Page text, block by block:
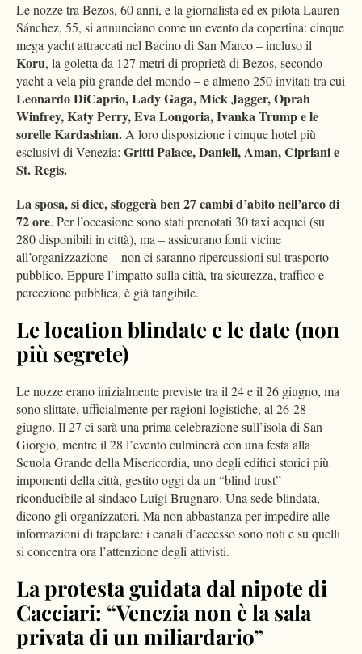
Le nozze tra Bezos, 60 anni, e la giornalista ed ex pilota Lauren
Sánchez, 55, si annunciano come un evento da copertina: cinque
mega yacht attraccati nel Bacino di San Marco – incluso il
Koru, la goletta da 127 metri di proprietà di Bezos, secondo
yacht a vela più grande del mondo – e almeno 250 invitati tra cui
Leonardo DiCaprio, Lady Gaga, Mick Jagger, Oprah
Winfrey, Katy Perry, Eva Longoria, Ivanka Trump e le
sorelle Kardashian.A loro disposizione i cinque hotel più
esclusivi di Venezia: Gritti Palace, Danieli, Aman, Cipriani e
St. Regis.
La sposa, si dice, sfoggerà ben 27 cambi d’abito nell’arco di
72 ore. Per l’occasione sono stati prenotati 30 taxi acquei (su
280 disponibili in città), ma – assicurano fonti vicine
all’organizzazione – non ci saranno ripercussioni sul trasporto
pubblico. Eppure l’impatto sulla città, tra sicurezza, traffico e
percezione pubblica, è già tangibile.
Le location blindate e le date (non
più segrete)
Le nozze erano inizialmente previste tra il 24 e il 26 giugno, ma
sono slittate, ufficialmente per ragioni logistiche, al 26-28
giugno. Il 27 ci sarà una prima celebrazione sull’isola di San
Giorgio, mentre il 28 l’evento culminerà con una festa alla
Scuola Grande della Misericordia, uno degli edifici storici più
imponenti della città, gestito oggi da un “blind trust”
riconducibile al sindaco Luigi Brugnaro. Una sede blindata,
dicono gli organizzatori. Ma non abbastanza per impedire alle
informazioni di trapelare: i canali d’accesso sono noti e su quelli
si concentra ora l’attenzione degli attivisti.
La protesta guidata dal nipote di
Cacciari: “Venezia non è la sala
privata di un miliardario”